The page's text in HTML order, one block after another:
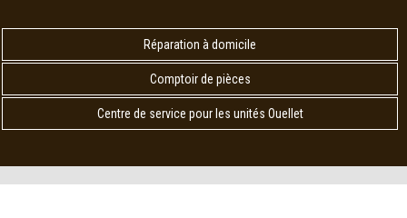
Réparation à domicile
Comptoir de pièces
Centre de service pour les unités Ouellet